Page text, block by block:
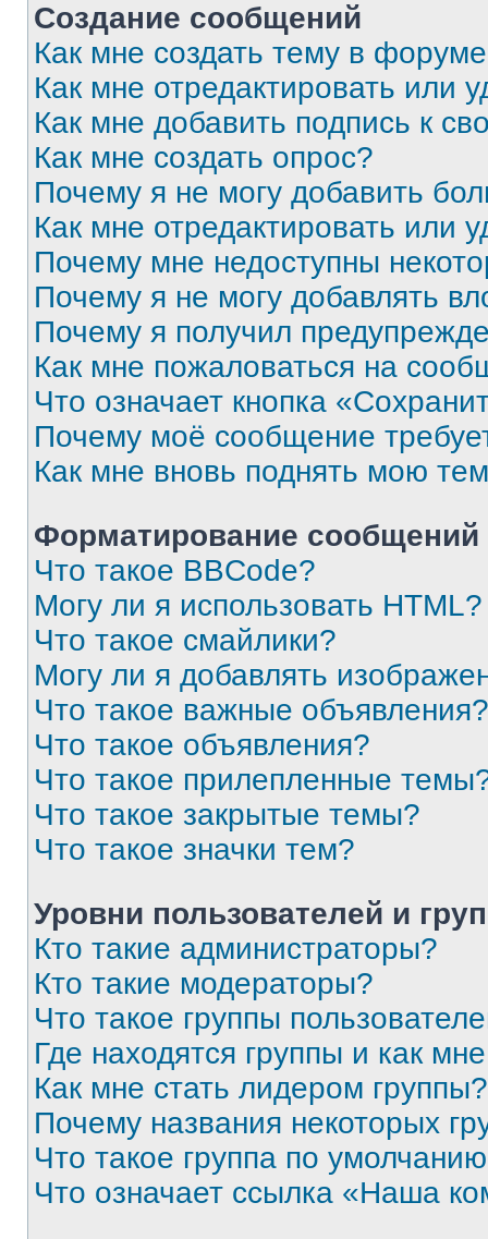
Создание сообщений
Как мне создать тему в
Как мне отредактировать или
Как мне добавить подпись к
Как мне создать опрос?
Почему я не могу добавить
Как мне отредактировать или
Почему мне недоступны
Почему я не могу добавлять
Почему я получил
Как мне пожаловаться на
Что означает кнопка
Почему моё сообщение
Как мне вновь поднять мою
Форматирование
Что такое BBCode?
Могу ли я использовать HTML?
Что такое смайлики?
Могу ли я добавлять
Что такое важные объявления?
Что такое объявления?
Что такое прилепленные
Что такое закрытые темы?
Что такое значки тем?
Уровни пользователей и
Кто такие администраторы?
Кто такие модераторы?
Что такое группы
Где находятся группы и как
Как мне стать лидером группы?
Почему названия некоторых
Что такое группа по
Что означает ссылка «Наша